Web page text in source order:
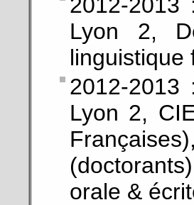
Lyon 2,
linguistique
2012-2013
Lyon 2,
orale &